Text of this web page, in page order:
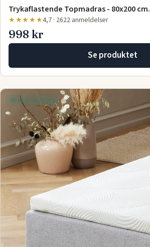
Trykaflastende Topmadras - 80x200 cm.
★★★★★4,7 · 2622 anmeldelser
998 kr
Se produktet
Gratis levering